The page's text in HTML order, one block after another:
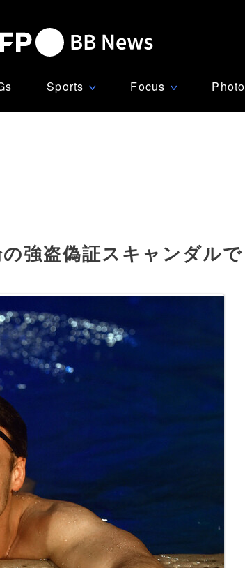
Sports ∨ Focus ∨ Photo
強盗偽証スキャンダルで